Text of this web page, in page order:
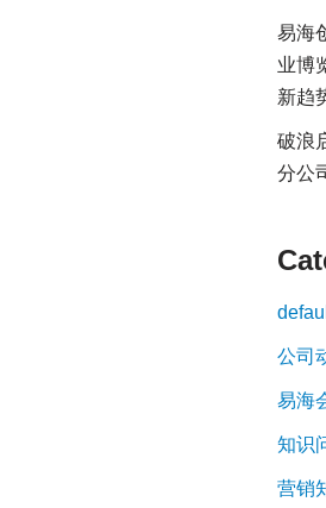
易海
业博
新趋
破浪
分公
公司
易海
知识
营销